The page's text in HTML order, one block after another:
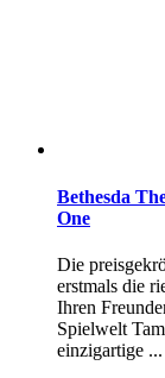
Bethesda
One
Die
erstmals die
Ihren
Spielwelt
einzigartige ...